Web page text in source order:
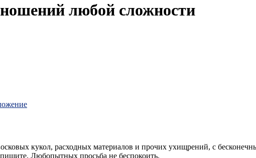
любой сложности
кукол, расходных материалов и прочих ухищрений, с
Любопытных просьба не беспокоить.